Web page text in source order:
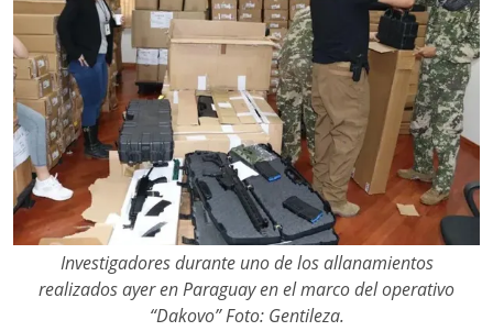
Investigadores durante uno de los allanamientos
realizados ayer en Paraguay en el marco del operativo
“Dakovo” Foto: Gentileza.